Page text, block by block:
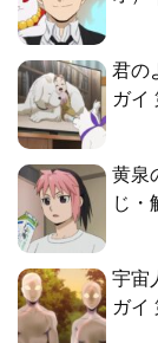
君の
ガイ
黄泉
じ・
宇宙
ガイ